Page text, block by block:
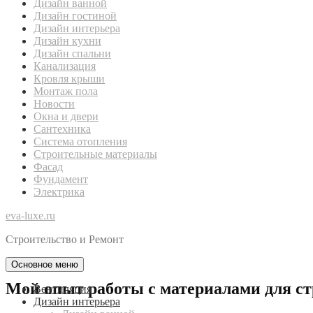
Дизайн ванной
Дизайн гостиной
Дизайн интерьера
Дизайн кухни
Дизайн спальни
Канализация
Кровля крыши
Монтаж пола
Новости
Окна и двери
Сантехника
Система отопления
Строительные материалы
Фасад
Фундамент
Электрика
eva-luxe.ru
Строительство и Ремонт
Основное меню
Вентиляция
Дизайн интерьера
Мой опыт работы с материалами для